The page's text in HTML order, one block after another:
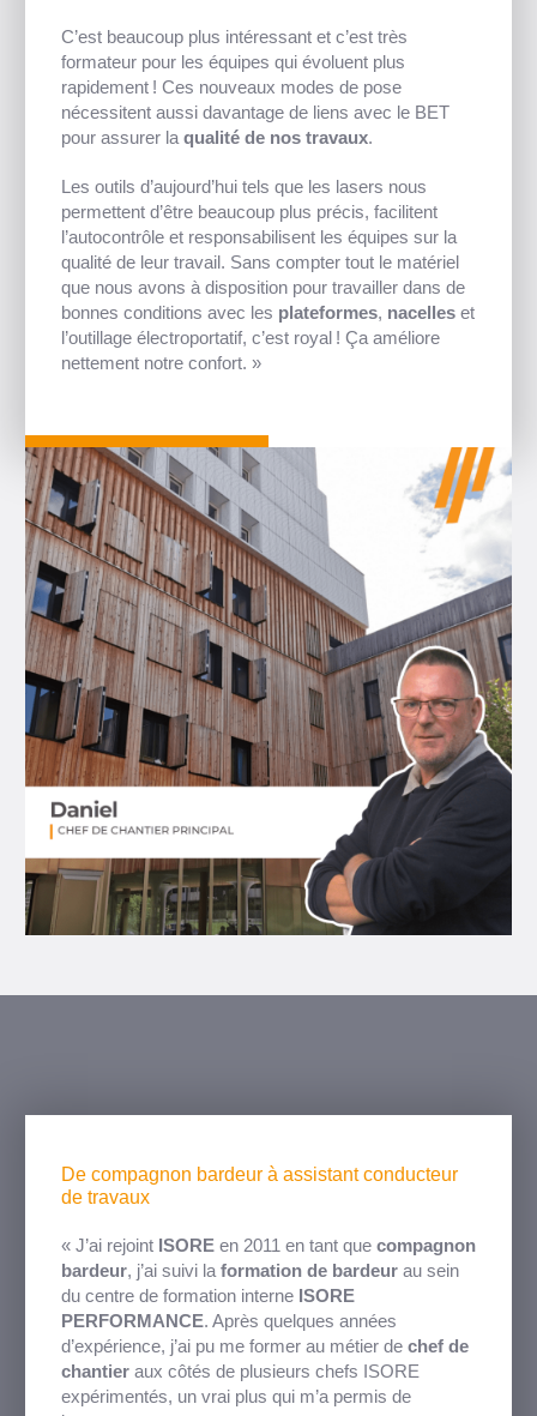
C’est beaucoup plus intéressant et c’est très
formateur pour les équipes qui évoluent plus
rapidement ! Ces nouveaux modes de pose
nécessitent aussi davantage de liens avec le BET
pour assurer laqualité de nos travaux.
Les outils d’aujourd’hui tels que les lasers nous
permettent d’être beaucoup plus précis, facilitent
l’autocontrôle et responsabilisent les équipes sur la
qualité de leur travail. Sans compter tout le matériel
que nous avons à disposition pour travailler dans de
bonnes conditions avec les plateformes, nacelleset
l’outillage électroportatif, c’est royal ! Ça améliore
nettement notre confort. »
De compagnon bardeur à assistant conducteur
de travaux
« J’ai rejoint ISOREen 2011 en tant que compagnon
bardeur, j’ai suivi la formation de bardeurau sein
du centre de formation interne ISORE
PERFORMANCE. Après quelques années
d’expérience, j’ai pu me former au métier de chef de
chantieraux côtés de plusieurs chefs ISORE
expérimentés, un vrai plus qui m’a permis de